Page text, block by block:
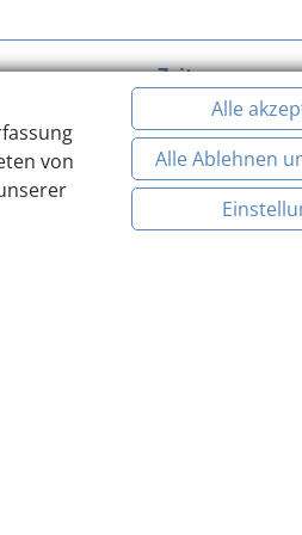
Zeitraum
Do, 1. Jan. 2026 - Mo, 20. Dez.
2 Zeiträume verfügbar
von
Alle
Alle Ablehnen